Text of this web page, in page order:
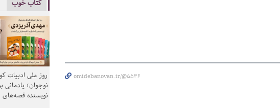
omidebanovan.ir/@5536
کتاب خوب
روز ملی ادبیات
نوجوان؛ یادمانی
نویسنده